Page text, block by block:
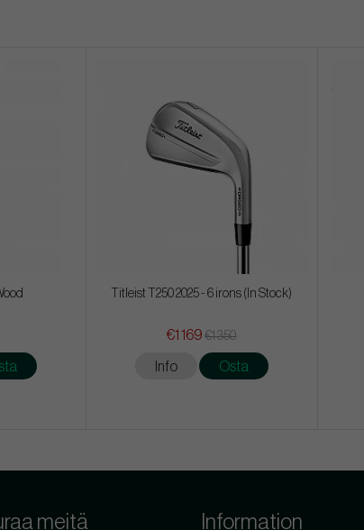
Titleist T250 2025 - 6 irons (In Stock)
€1 169 €1 350
Info Osta
meitä Information